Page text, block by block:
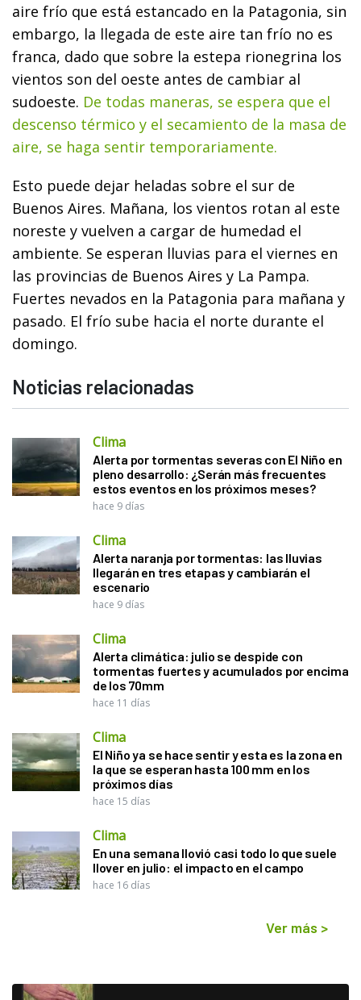
aire frío que está estancado en la Patagonia, sin
embargo, la llegada de este aire tan frío no es
franca, dado que sobre la estepa rionegrina los
vientos son del oeste antes de cambiar al
sudoeste. De todas maneras, se espera que el
descenso térmico y el secamiento de la masa de
aire, se haga sentir temporariamente.
Esto puede dejar heladas sobre el sur de
Buenos Aires. Mañana, los vientos rotan al este
noreste y vuelven a cargar de humedad el
ambiente. Se esperan lluvias para el viernes en
las provincias de Buenos Aires y La Pampa.
Fuertes nevados en la Patagonia para mañana y
pasado. El frío sube hacia el norte durante el
domingo.
Noticias relacionadas
Clima
Alerta por tormentas severas con El Niño en
pleno desarrollo: ¿Serán más frecuentes
estos eventos en los próximos meses?
hace 9 días
Clima
Alerta naranja por tormentas: las lluvias
llegarán en tres etapas y cambiarán el
escenario
hace 9 días
Clima
Alerta climática: julio se despide con
tormentas fuertes y acumulados por encima
de los 70mm
hace 11 días
Clima
El Niño ya se hace sentir y esta es la zona en
la que se esperan hasta 100 mm en los
próximos días
hace 15 días
Clima
En una semana llovió casi todo lo que suele
llover en julio: el impacto en el campo
hace 16 días
Ver más >